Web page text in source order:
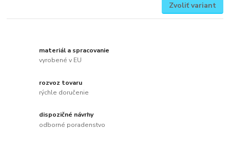
Zvoliť variant
materiál a spracovanie
vyrobené v EU
rozvoz tovaru
rýchle doručenie
dispozičné návrhy
odborné poradenstvo